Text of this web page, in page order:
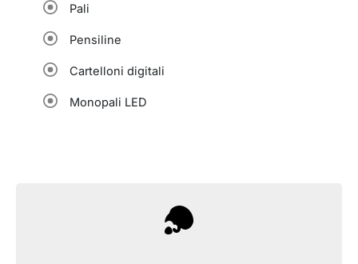
Pali
Pensiline
Cartelloni digitali
Monopali LED